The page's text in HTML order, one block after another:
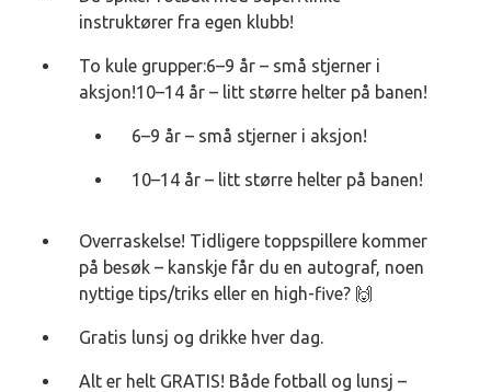
instruktører fra egen klubb!
To kule grupper:6–9 år – små stjerner i
aksjon!10–14 år – litt større helter på banen!
6–9 år – små stjerner i aksjon!
10–14 år – litt større helter på banen!
Overraskelse! Tidligere toppspillere kommer
på besøk – kanskje får du en autograf, noen
nyttige tips/triks eller en high-five? 🙌
Gratis lunsj og drikke hver dag.
Alt er helt GRATIS! Både fotball og lunsj –